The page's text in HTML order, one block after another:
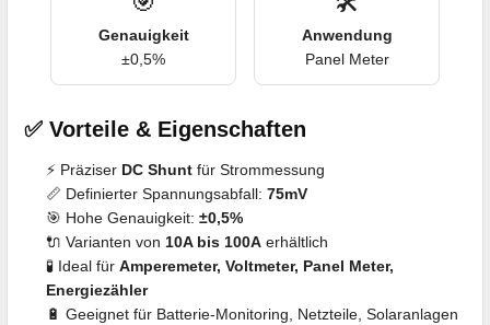
Genauigkeit
±0,5%
Anwendung
Panel Meter
✅ Vorteile & Eigenschaften
⚡ Präziser DC Shunt für Strommessung
📏 Definierter Spannungsabfall: 75mV
🎯 Hohe Genauigkeit: ±0,5%
🔌 Varianten von 10A bis 100A erhältlich
🧪 Ideal für Amperemeter, Voltmeter, Panel Meter,
Energiezähler
🔋 Geeignet für Batterie-Monitoring, Netzteile, Solaranlagen